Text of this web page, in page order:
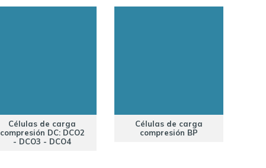
Células de carga
compresión DC: DCO2
- DCO3 - DCO4
Células de carga
compresión BP